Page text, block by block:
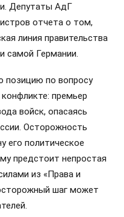
Депутаты АдГ
отчета о том,
линия правительства
самой Германии.
позицию по вопросу
премьер
войск, опасаясь
Осторожность
его политическое
предстоит непростая
из «Права и
шаг может